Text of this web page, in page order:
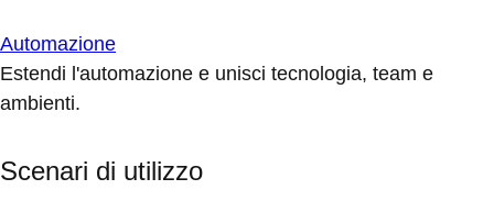
Automazione
Estendi l'automazione e unisci tecnologia, team e
ambienti.
Scenari di utilizzo